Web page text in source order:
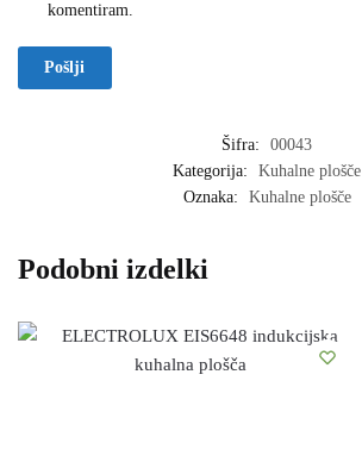
komentiram.
Šifra:
00043
Kategorija:
Kuhalne plošče
Oznaka:
Kuhalne plošče
Podobni izdelki